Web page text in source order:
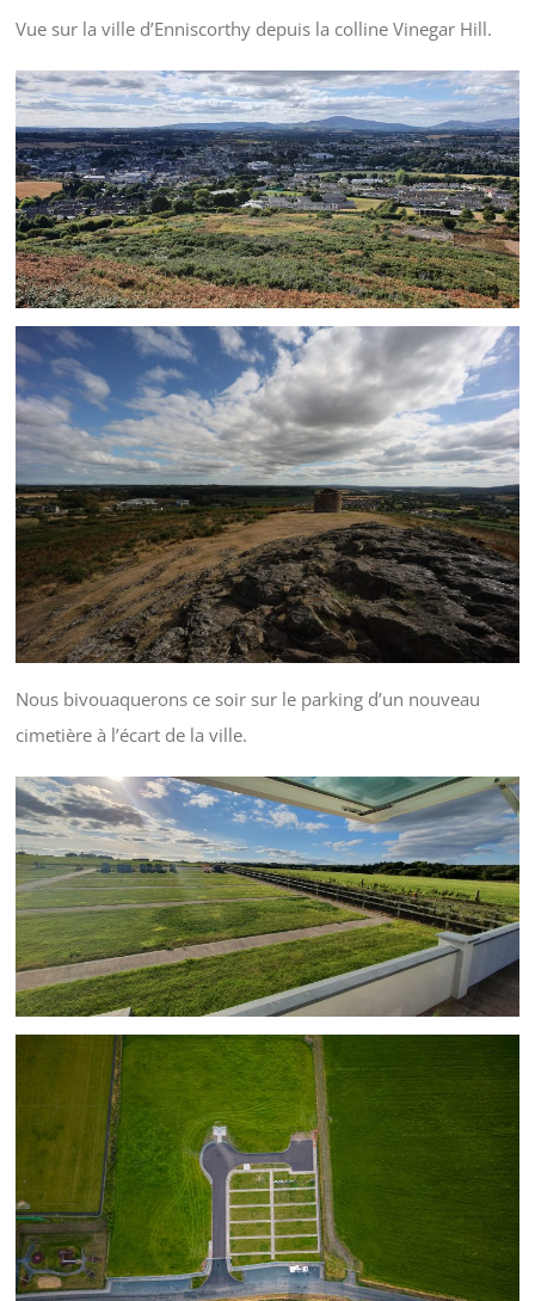
Vue sur la ville d’Enniscorthy depuis la colline Vinegar Hill.
Nous bivouaquerons ce soir sur le parking d’un nouveau
cimetière à l’écart de la ville.